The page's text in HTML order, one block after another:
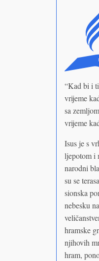
“Kad bi i
vrijeme
sa
vrijeme
Isus je s
ljepotom i
narodni
su se
sionska
nebesku
hramske
njihovih
hram,